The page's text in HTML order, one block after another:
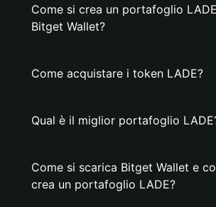
Come si crea un portafoglio
Bitget Wallet?
Come acquistare i token LADE?
Qual è il miglior portafoglio
Come si scarica Bitget Wallet e
crea un portafoglio LADE?